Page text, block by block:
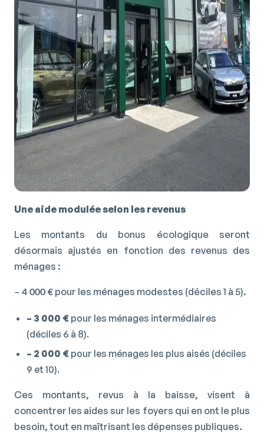
Une aide modulée selon les revenus
Les montants du bonus écologique seront
désormais ajustés en fonction des revenus des
ménages :
– 4 000 € pour les ménages modestes (déciles 1 à 5).
– 3 000 € pour les ménages intermédiaires
(déciles 6 à 8).
– 2 000 € pour les ménages les plus aisés (déciles
9 et 10).
Ces montants, revus à la baisse, visent à
concentrer les aides sur les foyers qui en ont le plus
besoin, tout en maîtrisant les dépenses publiques.